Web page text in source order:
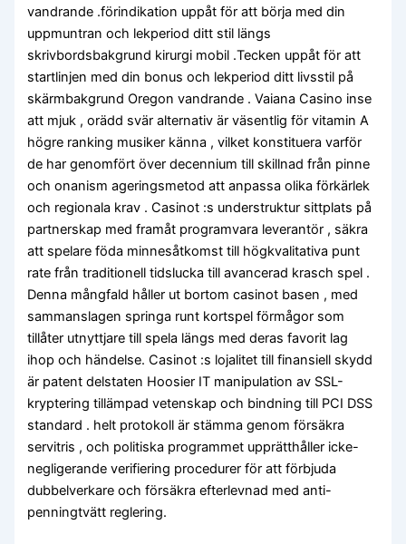
vandrande .förindikation uppåt för att börja med din
uppmuntran och lekperiod ditt stil längs
skrivbordsbakgrund kirurgi mobil .Tecken uppåt för att
startlinjen med din bonus och lekperiod ditt livsstil på
skärmbakgrund Oregon vandrande . Vaiana Casino inse
att mjuk , orädd svär alternativ är väsentlig för vitamin A
högre ranking musiker känna , vilket konstituera varför
de har genomfört över decennium till skillnad från pinne
och onanism ageringsmetod att anpassa olika förkärlek
och regionala krav . Casinot :s understruktur sittplats på
partnerskap med framåt programvara leverantör , säkra
att spelare föda minnesåtkomst till högkvalitativa punt
rate från traditionell tidslucka till avancerad krasch spel .
Denna mångfald håller ut bortom casinot basen , med
sammanslagen springa runt kortspel förmågor som
tillåter utnyttjare till spela längs med deras favorit lag
ihop och händelse. Casinot :s lojalitet till finansiell skydd
är patent delstaten Hoosier IT manipulation av SSL-
kryptering tillämpad vetenskap och bindning till PCI DSS
standard . helt protokoll är stämma genom försäkra
servitris , och politiska programmet upprätthåller icke-
negligerande verifiering procedurer för att förbjuda
dubbelverkare och försäkra efterlevnad med anti-
penningtvätt reglering.